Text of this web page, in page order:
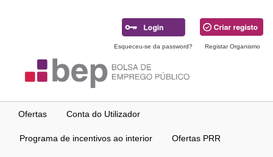
Esqueceu-se da password? Registar Organismo
Ofertas Conta do Utilizador
Programa de incentivos ao interior Ofertas PRR